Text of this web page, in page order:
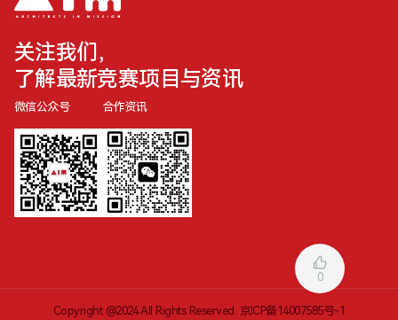
0
关注我们，
了解最新竞赛项目与资讯
微信公众号 合作资讯
Copyright @2024 All Rights Reserved. 京ICP备14007585号-1